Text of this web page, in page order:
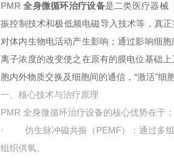
PMR全身微循环治疗设备是二类医疗器械
振控制技术和极低频电磁导入技术等，真
对体内生物电活动产生影响；通过影响细
离子浓度的改变使之在原有的膜电位基础
胞内外物质交换及细胞间的通信，“激活"细
一、核心技术与治疗原理
PMR全身微循环治疗设备的核心优势在于：
·
仿生脉冲磁共振（PEMF）：通过多
组织供氧。